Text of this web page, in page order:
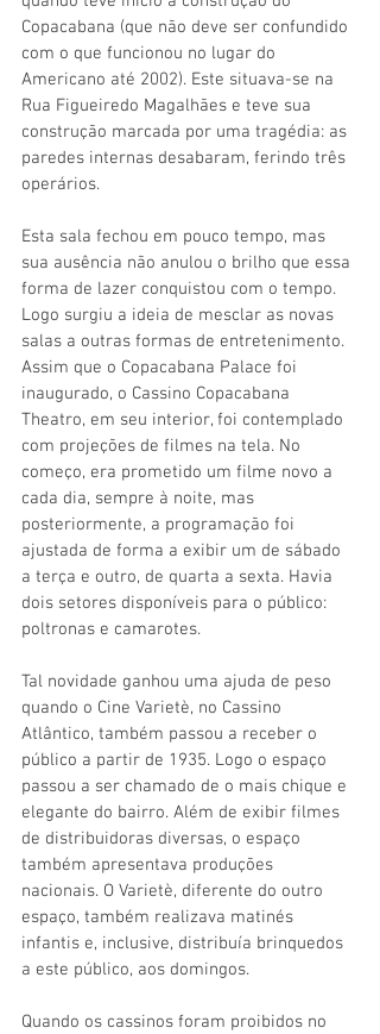
Copacabana (que não deve ser confundido
com o que funcionou no lugar do
Americano até 2002). Este situava-se na
Rua Figueiredo Magalhães e teve sua
construção marcada por uma tragédia: as
paredes internas desabaram, ferindo três
operários.
Esta sala fechou em pouco tempo, mas
sua ausência não anulou o brilho que essa
forma de lazer conquistou com o tempo.
Logo surgiu a ideia de mesclar as novas
salas a outras formas de entretenimento.
Assim que o Copacabana Palace foi
inaugurado, o Cassino Copacabana
Theatro, em seu interior, foi contemplado
com projeções de filmes na tela. No
começo, era prometido um filme novo a
cada dia, sempre à noite, mas
posteriormente, a programação foi
ajustada de forma a exibir um de sábado
a terça e outro, de quarta a sexta. Havia
dois setores disponíveis para o público:
poltronas e camarotes.
Tal novidade ganhou uma ajuda de peso
quando o Cine Varietè, no Cassino
Atlântico, também passou a receber o
público a partir de 1935. Logo o espaço
passou a ser chamado de o mais chique e
elegante do bairro. Além de exibir filmes
de distribuidoras diversas, o espaço
também apresentava produções
nacionais. O Varietè, diferente do outro
espaço, também realizava matinés
infantis e, inclusive, distribuía brinquedos
a este público, aos domingos.
Quando os cassinos foram proibidos no